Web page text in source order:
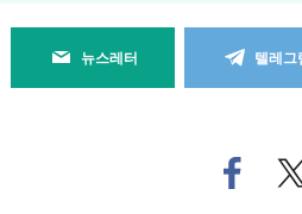
뉴스레터 텔레그
페
이
트
터